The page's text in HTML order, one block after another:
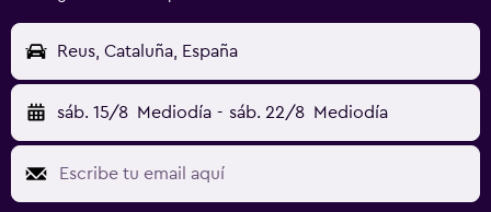
Reus, Cataluña, España
sáb. 15/8 Mediodía - sáb. 22/8 Mediodía